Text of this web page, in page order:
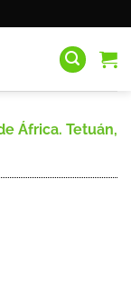
África. Tetuán,